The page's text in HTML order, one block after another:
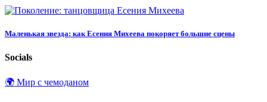
Маленькая звезда: как Есения Михеева покоряет большие сцены
Socials
🌍 Мир с чемоданом